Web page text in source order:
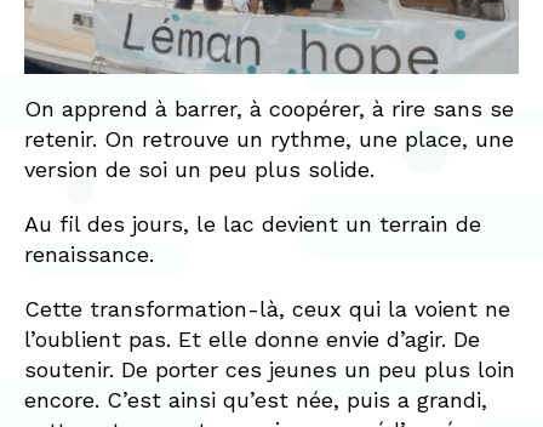
On apprend à barrer, à coopérer, à rire sans se
retenir. On retrouve un rythme, une place, une
version de soi un peu plus solide.
Au fil des jours, le lac devient un terrain de
renaissance.
Cette transformation-là, ceux qui la voient ne
l’oublient pas. Et elle donne envie d’agir. De
soutenir. De porter ces jeunes un peu plus loin
encore. C’est ainsi qu’est née, puis a grandi,